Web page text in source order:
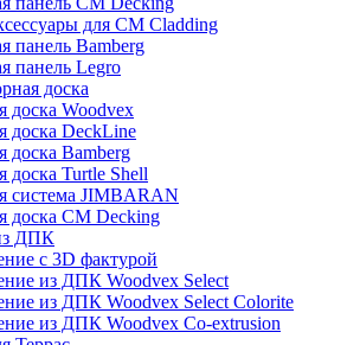
для CM Cladding
панель Bamberg
панель Legro
доска
доска Woodvex
доска DeckLine
доска Bamberg
доска Turtle Shell
система JIMBARAN
доска CM Decking
ДПК
с 3D фактурой
из ДПК Woodvex Select
из ДПК Woodvex Select Colorite
из ДПК Woodvex Co-extrusion